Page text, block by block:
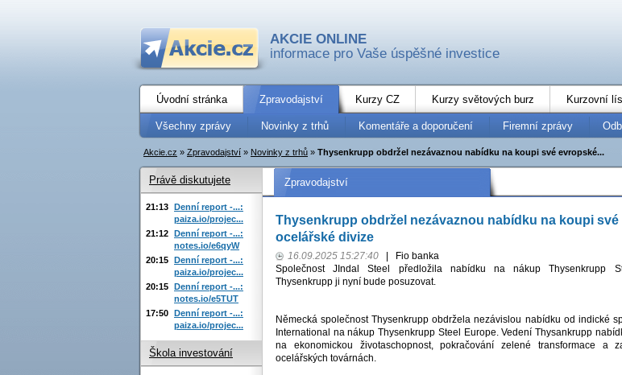
AKCIE ONLINE
informace pro Vaše úspěšné investice
Úvodní stránka Zpravodajství Kurzy CZ Kurzy světových burz Kurzovní
Všechny zprávy Novinky z trhů Komentáře a doporučení Firemní zprávy
Akcie.cz » Zpravodajství » Novinky z trhů » Thysenkrupp obdržel nezávaznou nabídku na koupi své evropské...
Zpravodajství
Thysenkrupp obdržel nezávaznou nabídku na koupi
ocelářské divize
16.09.2025 15:27:40
Fio banka
Společnost JIndal Steel předložila nabídku na nákup Thysenkrupp
Thysenkrupp ji nyní bude posuzovat.
Německá společnost Thysenkrupp obdržela nezávislou nabídku od indické
International na nákup Thysenkrupp Steel Europe. Vedení Thysankrupp
na ekonomickou životaschopnost, pokračování zelené transformace a
ocelářských továrnách.
Právě diskutujete
21:13 Denní report -...:
paiza.io/projec...
21:12 Denní report -...:
notes.io/e6qyW
20:15 Denní report -...:
paiza.io/projec...
20:15 Denní report -...:
notes.io/e5TUT
17:50 Denní report -...:
paiza.io/projec...
Škola investování